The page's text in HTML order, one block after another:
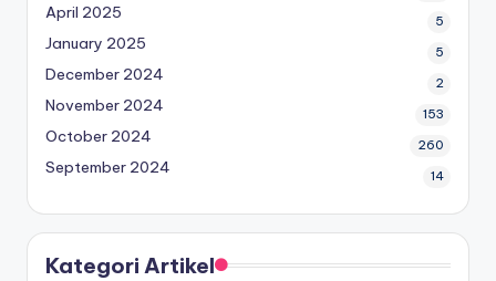
April 2025 5
January 2025 5
December 2024 2
November 2024 153
October 2024 260
September 2024 14
Kategori Artikel